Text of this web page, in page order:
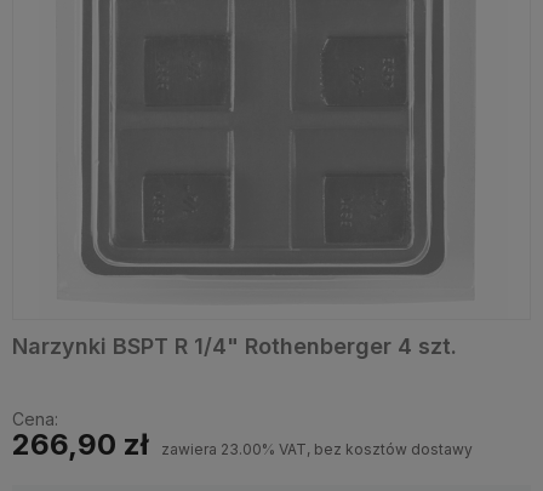
Narzynki BSPT R 1/4" Rothenberger 4 szt.
Cena:
266,90 zł zawiera 23.00% VAT, bez kosztów dostawy